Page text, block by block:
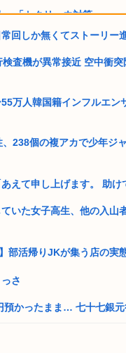
「トクリュウ対策」
への復興支援は一時停止
は大変。簡単とか言って
38、8度』www
規模のデータセンター建
日本の支援は大きくない
信中に首吊り自⚪︎www
「左派と日本を批判する
回しか無くてストーリー
査機が異常接近 空中衝
55万人韓国籍インフルエン
238個の複アカで少年ジ
あえて申し上げます。 助け
いた女子高生、他の入山
部活帰りJKが集う店の実
さ
預かったまま… 七十七銀